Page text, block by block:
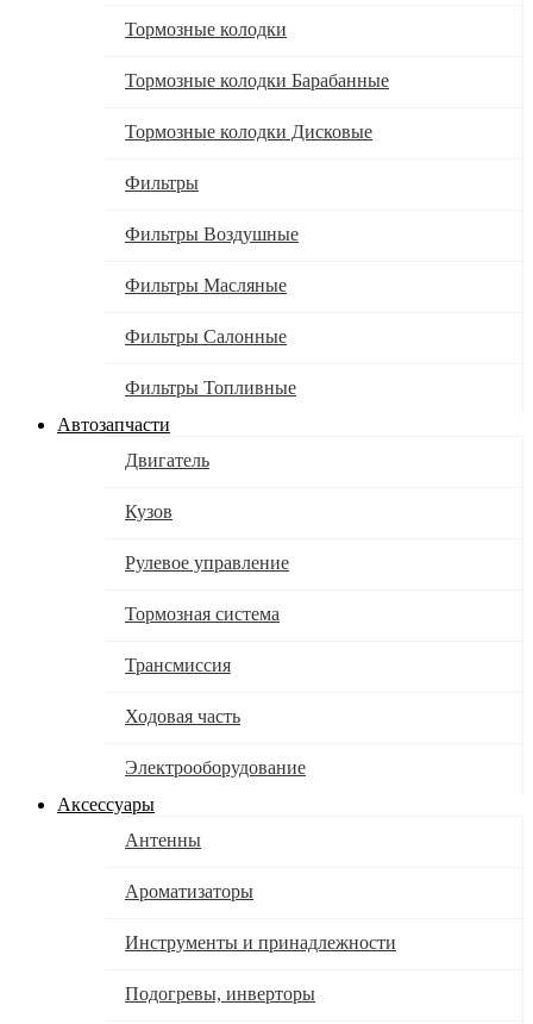
Тормозные колодки
Тормозные колодки Барабанные
Тормозные колодки Дисковые
Фильтры
Фильтры Воздушные
Фильтры Масляные
Фильтры Салонные
Фильтры Топливные
Автозапчасти
Двигатель
Кузов
Рулевое управление
Тормозная система
Трансмиссия
Ходовая часть
Электрооборудование
Аксессуары
Антенны
Ароматизаторы
Инструменты и принадлежности
Подогревы, инверторы